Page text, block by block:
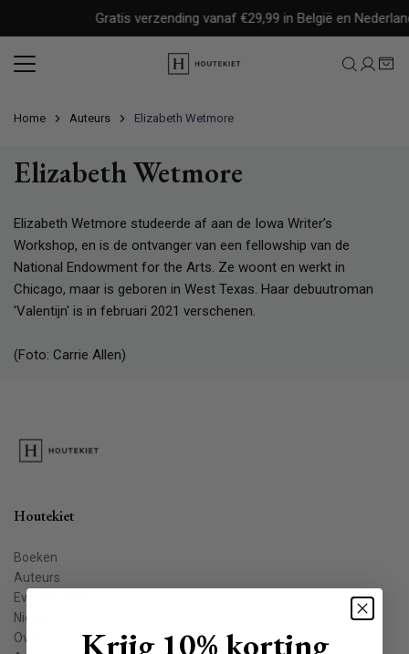
content
Gratis verzending vanaf €29,99 in België en Nederland
Home Auteurs Elizabeth Wetmore
Elizabeth Wetmore
Elizabeth Wetmore studeerde af aan de Iowa Writer’s
Workshop, en is de ontvanger van een fellowship van de
National Endowment for the Arts. Ze woont en werkt in
Chicago, maar is geboren in West Texas. Haar debuutroman
'Valentijn' is in februari 2021 verschenen.
(Foto: Carrie Allen)
Houtekiet
Boeken
Auteurs
Evenementen
Nieuws
Over ons
Krijg 10% korting